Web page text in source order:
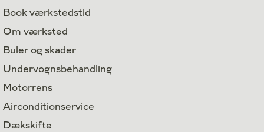
Book værkstedstid
Om værksted
Buler og skader
Undervognsbehandling
Motorrens
Airconditionservice
Dækskifte